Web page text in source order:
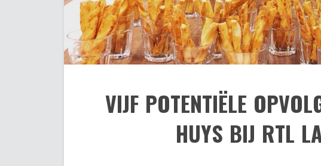
VIJF POTENTIËLE
HUYS BIJ RTL